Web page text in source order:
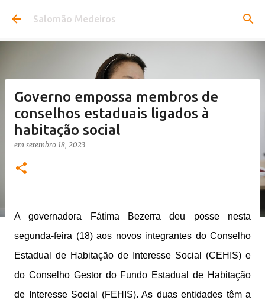
Pular para o conteúdo principal
Salomão Medeiros
Governo empossa membros de
conselhos estaduais ligados à
habitação social
em setembro 18, 2023
A governadora Fátima Bezerra deu posse nesta
segunda-feira (18) aos novos integrantes do Conselho
Estadual de Habitação de Interesse Social (CEHIS) e
do Conselho Gestor do Fundo Estadual de Habitação
de Interesse Social (FEHIS). As duas entidades têm a